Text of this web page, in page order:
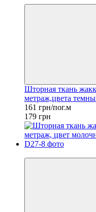
Шторная ткань
метраж,цвета
161 грн/пог.м
179 грн